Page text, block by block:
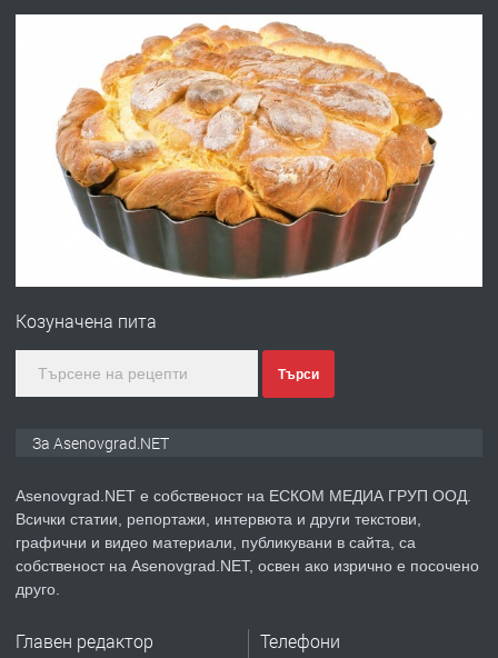
преди 10 месеца
ПРЕДЛАГА
Професионална броячна машина -
със сертификат от ЕЦБ
преди 1 година
Професионална зеленчукорезачка
преди 2 години
ПРЕДЛАГА
Давам индивидуалани уроци по
Козуначена пита
Търси
За Asenovgrad.NET
Asenovgrad.NET е собственост на ЕСКОМ МЕДИА ГРУП ООД.
Всички статии, репортажи, интервюта и други текстови,
графични и видео материали, публикувани в сайта, са
собственост на Asenovgrad.NET, освен ако изрично е посочено
друго.
Главен редактор Телефони